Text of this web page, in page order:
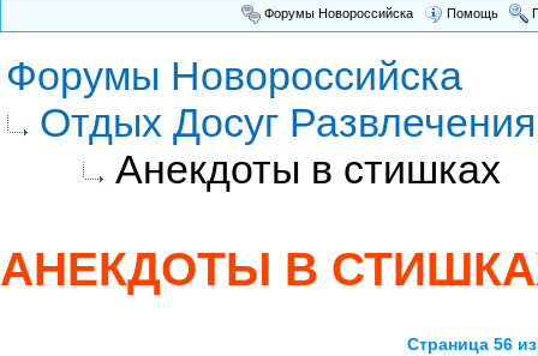
Форумы Новороссийска Помощь
Форумы Новороссийска
Отдых Досуг Развлечения
Анекдоты в стишках
АНЕКДОТЫ В
Страница 56